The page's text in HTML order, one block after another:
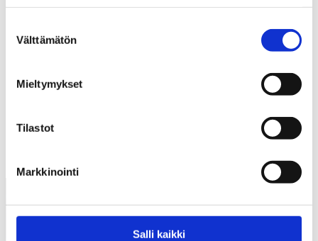
valinta
Välttämätön
Mieltymykset
Tilastot
Markkinointi
Salli kaikki
vuoden 2012 MM-kisaorganisaation pääsihteerinä
puheenjohtajana.
SEURAAVA